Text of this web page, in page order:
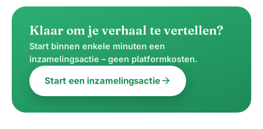
Klaar om je verhaal te vertellen?
Start binnen enkele minuten een
inzamelingsactie – geen platformkosten.
Start een inzamelingsactiearrow_forward